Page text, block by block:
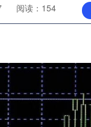
阅读：154